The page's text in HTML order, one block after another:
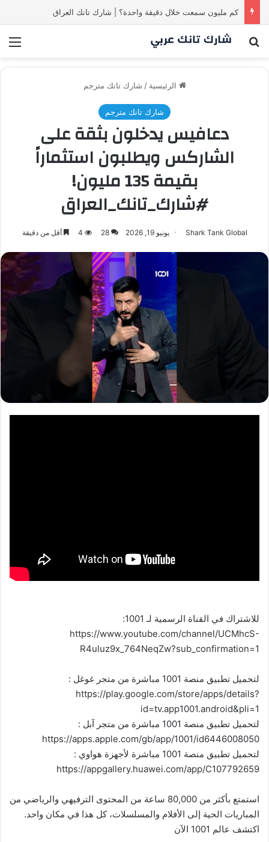
كم مليون سمعت خلال دقيقة واحدة؟ | شارك تانك العراق
بحث عن
الرئيسية / شارك تانك مترجم
شارك تانك مترجم
دعافيس يدخلون بثقة على
الشاركس ويطلبون استثماراً
بقيمة 135 مليون!
#شارك_تانك_العراق
Shark Tank Global يونيو 19, 2026 28
4 أقل من دقيقة
للاشتراك في القناة الرسمية لـ 1001:
https://www.youtube.com/channel/UCMhcS-
R4uluz9x_764NeqZw?sub_confirmation=1
لتحميل تطبيق منصة 1001 مباشرة من متجر غوغل :
https://play.google.com/store/apps/details?
id=tv.app1001.android&pli=1
لتحميل تطبيق منصة 1001 مباشرة من متجر آبل :
https://apps.apple.com/gb/app/1001/id6446008050
لتحميل تطبيق منصة 1001 مباشرة لأجهزة هواوي :
https://appgallery.huawei.com/app/C107792659
استمتع بأكثر من 80,000 ساعة من المحتوى الترفيهي والرياضي من
المباريات الحية إلى الأفلام والمسلسلات، كل هذا في مكان واحد.
اكتشف عالم 1001 الآن